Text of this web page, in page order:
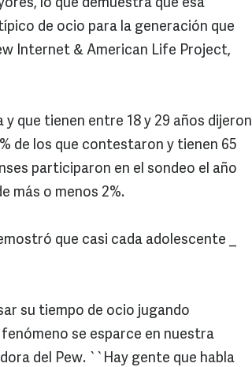
lo que demuestra que esa
de ocio para la generación que
Internet & American Life Project,
y que tienen entre 18 y 29 años dijeron
de los que contestaron y tienen 65
participaron en el sondeo el año
más o menos 2%.
que casi cada adolescente _
su tiempo de ocio jugando
se esparce en nuestra
del Pew. ``Hay gente que habla